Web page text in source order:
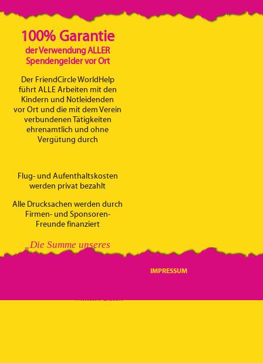
100% Garantie
der Verwendung ALLER
Spendengelder vor Ort
Der FriendCircle WorldHelp
führt ALLE Arbeiten mit den
Kindern und Notleidenden
vor Ort und die mit dem Verein
verbundenen Tätigkeiten
ehrenamtlich und ohne
Vergütung durch
Flug- und Aufenthaltskosten
werden privat bezahlt
Alle Drucksachen werden durch
Firmen- und Sponsoren-
Freunde finanziert
„Die Summe unseres
Lebens sind die
Wilhelm Busch
IMPRESSUM